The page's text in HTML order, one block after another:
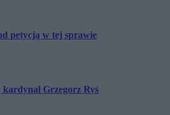
petycją w tej sprawie
Grzegorz Ryś